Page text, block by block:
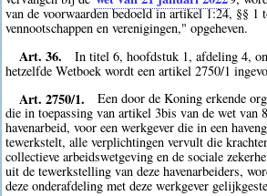
van de voorwaarden bedoeld in artikel 1:24, §§ 1
vennootschappen en verenigingen," opgeheven.
Art. 36.
In titel 6, hoofdstuk 1, afdeling 4,
hetzelfde Wetboek wordt een artikel 2750/1
Art. 2750/1.
Een door de Koning erkende
die in toepassing van artikel 3bis van de wet van
havenarbeid, voor een werkgever die in een
tewerkstelt, alle verplichtingen vervult die
collectieve arbeidswetgeving en de sociale
uit de tewerkstelling van deze havenarbeiders,
deze onderafdeling met deze werkgever